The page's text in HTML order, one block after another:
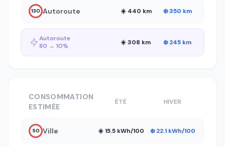
130 Autoroute ☀️ 440 km ❄️ 350 km
Autoroute
80 → 10%
☀️ 308 km ❄️ 245 km
CONSOMMATION
ESTIMÉE
ÉTÉ HIVER
50 Ville ☀️ 15.5 kWh/100 ❄️ 22.1 kWh/100